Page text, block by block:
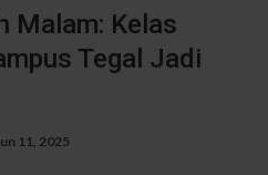
Malam: Kelas
Tegal Jadi
11, 2025